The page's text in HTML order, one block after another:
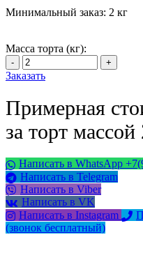
Минимальный заказ: 2 кг
Масса торта (кг):
Заказать
Примерная
за торт массой
Написать в WhatsApp
Написать в Telegram
Написать в Viber
Написать в VK
Написать в Instagram
(звонок бесплатный)